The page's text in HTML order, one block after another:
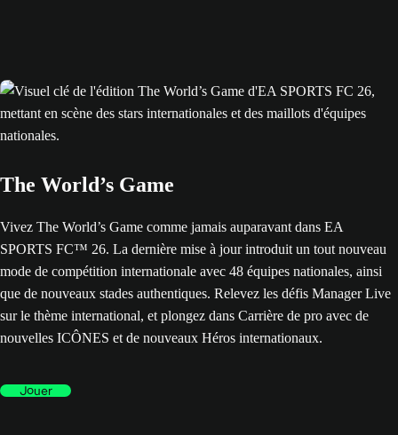
The World’s Game
Vivez The World’s Game comme jamais auparavant dans EA
SPORTS FC™ 26. La dernière mise à jour introduit un tout nouveau
mode de compétition internationale avec 48 équipes nationales, ainsi
que de nouveaux stades authentiques. Relevez les défis Manager Live
sur le thème international, et plongez dans Carrière de pro avec de
nouvelles ICÔNES et de nouveaux Héros internationaux.
Jouer